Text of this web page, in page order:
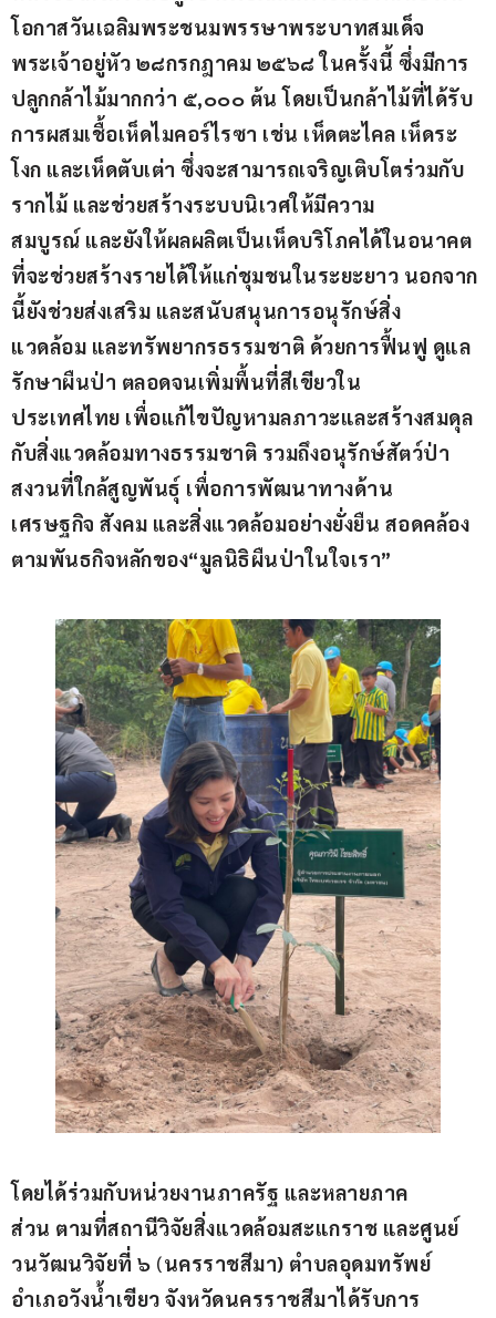
โอกาสวันเฉลิมพระชนมพรรษาพระบาทสมเด็จ
พระเจ้าอยู่หัว ๒๘กรกฎาคม ๒๕๖๘ ในครั้งนี้ ซึ่งมีการ
ปลูกกล้าไม้มากกว่า ๕,๐๐๐ ต้น โดยเป็นกล้าไม้ที่ได้รับ
การผสมเชื้อเห็ดไมคอร์ไรซา เช่น เห็ดตะไคล เห็ดระ
โงก และเห็ดตับเต่า ซึ่งจะสามารถเจริญเติบโตร่วมกับ
รากไม้ และช่วยสร้างระบบนิเวศให้มีความ
สมบูรณ์ และยังให้ผลผลิตเป็นเห็ดบริโภคได้ในอนาคต
ที่จะช่วยสร้างรายได้ให้แก่ชุมชนในระยะยาว นอกจาก
นี้ยังช่วยส่งเสริม และสนับสนุนการอนุรักษ์สิ่ง
แวดล้อม และทรัพยากรธรรมชาติ ด้วยการฟื้นฟู ดูแล
รักษาผืนป่า ตลอดจนเพิ่มพื้นที่สีเขียวใน
ประเทศไทย เพื่อแก้ไขปัญหามลภาวะและสร้างสมดุล
กับสิ่งแวดล้อมทางธรรมชาติ รวมถึงอนุรักษ์สัตว์ป่า
สงวนที่ใกล้สูญพันธ เพื่อการพัฒนาทางด้าน
เศรษฐกิจ สังคม และสิ่งแวดล้อมอย่างยั่งยืน สอดคล้อง
ตามพันธกิจหลักของ“มูลนิธิผืนป่าในใจเรา”
โดยได้ร่วมกับหน่วยงานภาครัฐ และหลายภาค
ส่วน ตามที่สถานีวิจัยสิ่งแวดล้อมสะแกราช และศูนย์
วนวัฒนวิจัยที่ ๖ (นครราชสีมา) ตำบลอุดมทรัพย์
อำเภอวังน้ำเขียว จังหวัดนครราชสีมาได้รับการ